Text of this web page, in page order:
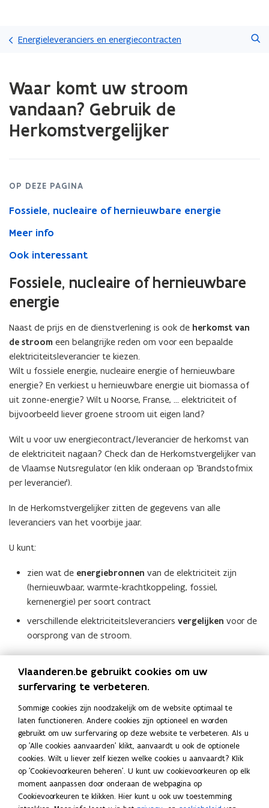
naar
gaan
Energieleveranciers en energiecontracten
met
laden.
zich
uw
vandaan?
Waar komt uw stroom
vandaan? Gebruik de
Herkomstvergelijker
OP DEZE PAGINA
Fossiele, nucleaire of hernieuwbare energie
Meer info
Ook interessant
Fossiele, nucleaire of hernieuwbare
energie
Naast de prijs en de dienstverlening is ook de herkomst van
de stroom een belangrijke reden om voor een bepaalde
elektriciteitsleverancier te kiezen.
Wilt u fossiele energie, nucleaire energie of hernieuwbare
energie? En verkiest u hernieuwbare energie uit biomassa of
uit zonne-energie? Wilt u Noorse, Franse, … elektriciteit of
bijvoorbeeld liever groene stroom uit eigen land?
Wilt u voor uw energiecontract/leverancier de herkomst van
de elektriciteit nagaan? Check dan de Herkomstvergelijker van
de Vlaamse Nutsregulator (en klik onderaan op ‘Brandstofmix
per leverancier’).
In de Herkomstvergelijker zitten de gegevens van alle
leveranciers van het voorbije jaar.
U kunt:
zien wat de energiebronnen van de elektriciteit zijn
(hernieuwbaar, warmte-krachtkoppeling, fossiel,
kernenergie) per soort contract
verschillende elektriciteitsleveranciers vergelijken voor de
oorsprong van de stroom.
belangrijk vindt.
Meer info
H
e
r
k
o
m
s
t
o
p
e
n
t
i
n
n
Herkomstvergelijker voor stroom (VNR)
H
e
r
k
o
m
s
t
Deel deze pagina
L
i
n
k
K
o
p
i
Vlaanderen.be gebruikt cookies om uw
surfervaring te verbeteren.
Sommige cookies zijn noodzakelijk om de website optimaal te
laten functioneren. Andere cookies zijn optioneel en worden
gebruikt om uw surfervaring op deze website te verbeteren. Als u
op 'Alle cookies aanvaarden' klikt, aanvaardt u ook de optionele
cookies. Wilt u liever zelf kiezen welke cookies u aanvaardt? Klik
op 'Cookievoorkeuren beheren'. U kunt uw cookievoorkeuren op elk
moment aanpassen door onderaan de webpagina op
Cookievoorkeuren te klikken. Hier kunt u ook uw toestemming